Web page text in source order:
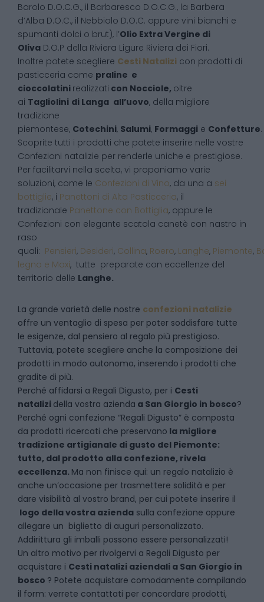
Barolo D.O.C.G., il Barbaresco D.O.C.G., la Barbera
d’Alba D.O.C., il Nebbiolo D.O.C. oppure vini bianchi e
spumanti dolci o brut), l’Olio Extra Vergine di
Oliva D.O.P della Riviera Ligure Riviera dei Fiori.
Inoltre potete scegliere Cesti Natalizi con prodotti di
pasticceria come praline e
cioccolatini realizzati con Nocciole, oltre
ai Tagliolini di Langa all’uovo, della migliore
tradizione
piemontese, Cotechini, Salumi, Formaggi e Confetture.
Scoprite tutti i prodotti che potete inserire nelle vostre
Confezioni natalizie per renderle uniche e prestigiose.
Per facilitarvi nella scelta, vi proponiamo varie
soluzioni, come le Confezioni di Vino, da una a sei
bottiglie, i Panettoni di Alta Pasticceria, il
tradizionale Panettone con Bottiglia, oppure le
Confezioni con elegante scatola canetè con nastro in
raso
quali: Pensieri, Desideri, Collina, Roero, Langhe, Piemonte,
legno e Maxi, tutte preparate con eccellenze del
territorio delle Langhe.
La grande varietà delle nostre confezioni natalizie
offre un ventaglio di spesa per poter soddisfare tutte
le esigenze, dal pensiero al regalo più prestigioso.
Tuttavia, potete scegliere anche la composizione dei
prodotti in modo autonomo, inserendo i prodotti che
gradite di più.
Perché affidarsi a Regali Digusto, per i Cesti
natalizi della vostra azienda a San Giorgio in bosco?
Perché ogni confezione “Regali Digusto” è composta
da prodotti ricercati che preservano la migliore
tradizione artigianale di gusto del Piemonte:
tutto, dal prodotto alla confezione, rivela
eccellenza. Ma non finisce qui: un regalo natalizio è
anche un’occasione per trasmettere solidità e per
dare visibilità al vostro brand, per cui potete inserire il
logo della vostra azienda sulla confezione oppure
allegare un biglietto di auguri personalizzato.
Addirittura gli imballi possono essere personalizzati!
Un altro motivo per rivolgervi a Regali Digusto per
acquistare i Cesti natalizi aziendali a San Giorgio in
bosco ? Potete acquistare comodamente compilando
il form: verrete contattati per concordare prodotti,